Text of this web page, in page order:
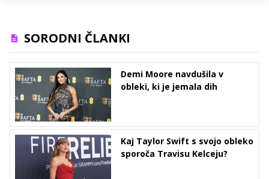
SORODNI ČLANKI
Demi Moore navdušila v
obleki, ki je jemala dih
Kaj Taylor Swift s svojo obleko
sporoča Travisu Kelceju?